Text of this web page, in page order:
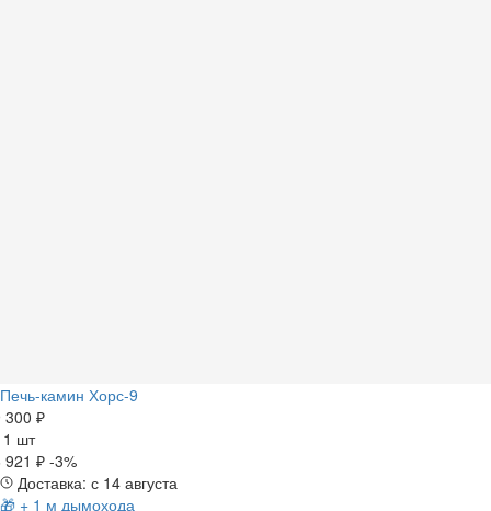
Печь-камин Хорс-9
300 ₽
1 шт
921 ₽ -3%
Доставка: с 14 августа
🎁 + 1 м дымохода